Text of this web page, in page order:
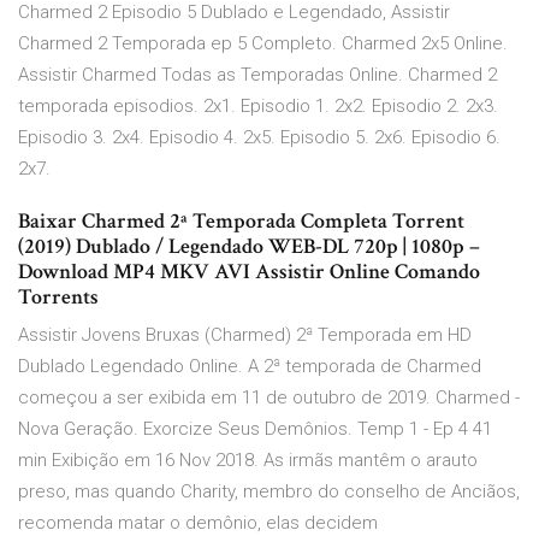
Charmed 2 Episodio 5 Dublado e Legendado, Assistir
Charmed 2 Temporada ep 5 Completo. Charmed 2x5 Online.
Assistir Charmed Todas as Temporadas Online. Charmed 2
temporada episodios. 2x1. Episodio 1. 2x2. Episodio 2. 2x3.
Episodio 3. 2x4. Episodio 4. 2x5. Episodio 5. 2x6. Episodio 6.
2x7.
Baixar Charmed 2ª Temporada Completa Torrent
(2019) Dublado / Legendado WEB-DL 720p | 1080p –
Download MP4 MKV AVI Assistir Online Comando
Torrents
Assistir Jovens Bruxas (Charmed) 2ª Temporada em HD
Dublado Legendado Online. A 2ª temporada de Charmed
começou a ser exibida em 11 de outubro de 2019. Charmed -
Nova Geração. Exorcize Seus Demônios. Temp 1 - Ep 4 41
min Exibição em 16 Nov 2018. As irmãs mantêm o arauto
preso, mas quando Charity, membro do conselho de Anciãos,
recomenda matar o demônio, elas decidem